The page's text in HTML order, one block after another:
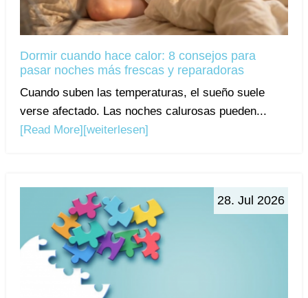
Dormir cuando hace calor: 8 consejos para
pasar noches más frescas y reparadoras
Cuando suben las temperaturas, el sueño suele
verse afectado. Las noches calurosas pueden...
[Read More] [weiterlesen]
28. Jul 2026